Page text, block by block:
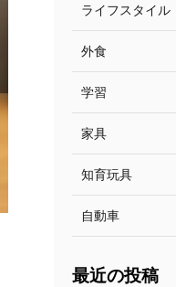
ライフスタイル
外食
学習
家具
知育玩具
自動車
最近の投稿